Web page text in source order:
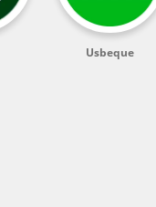
Usbeque